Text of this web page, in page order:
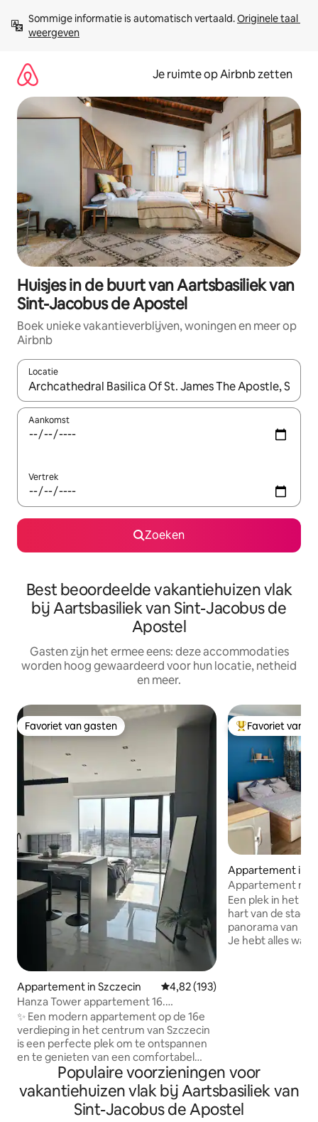
direct
naar
Sommige informatie is automatisch vertaald. Originele taal
weergeven
Je ruimte op Airbnb zetten
Huisjes in de buurt van Aartsbasiliek van
Sint-Jacobus de Apostel
Boek unieke vakantieverblijven, woningen en meer op
Airbnb
Locatie
Wanneer er suggesties beschikbaar zijn, maak je een keuze
Aankomst
Vertrek
Zoeken
Best beoordeelde vakantiehuizen vlak
bij Aartsbasiliek van Sint-Jacobus de
Apostel
Gasten zijn het ermee eens: deze accommodaties
worden hoog gewaardeerd voor hun locatie, netheid
en meer.
Favoriet van gasten
Favoriet van gasten
Appartement in Szczecin Gemiddelde beoordeling van
4,82 (193)
Hanza Tower appartement 16.
verdieping
✨ Een modern appartement op de 16e
verdieping in het centrum van Szczecin
is een perfecte plek om te ontspannen
en te genieten van een comfortabel
verblijf. Het appartement heeft een
comfortabel kingsize bed,
airconditioning, een tv en een
elektrische open haard die een
Topfavoriet van
Favoriet van
Appartement in
Appartement
op het westen
Een plek in het
hart van de stad
panorama van
Je hebt alles wat
badkamer is een
wastafel.
Populaire voorzieningen voor
vakantiehuizen vlak bij Aartsbasiliek van
Sint-Jacobus de Apostel